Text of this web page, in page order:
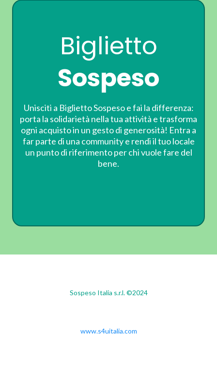
Biglietto
Sospeso
Unisciti a Biglietto Sospeso e fai la differenza:
porta la solidarietà nella tua attività e trasforma
ogni acquisto in un gesto di generosità! Entra a
far parte di una community e rendi il tuo locale
un punto di riferimento per chi vuole fare del
bene.
Sospeso Italia s.r.l. ©2024
www.s4uitalia.com